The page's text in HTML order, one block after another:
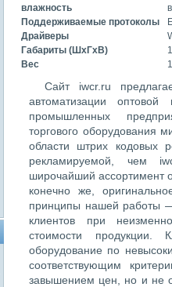
влажность
Поддерживаемые протоколы
Драйверы
Габариты (ШхГхВ)
Вес
Сайт iwcr.ru
автоматизации
промышленных
торгового оборудования
области штрих кодовых
рекламируемой, чем
широчайший ассортимент
конечно же,
принципы нашей работы
клиентов при
стоимости продукции.
оборудование по
соответствующим
завышением цен, но и не